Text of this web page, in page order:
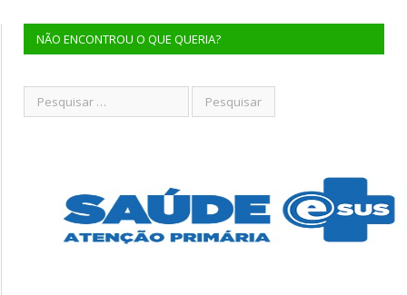
NÃO ENCONTROU O QUE QUERIA?